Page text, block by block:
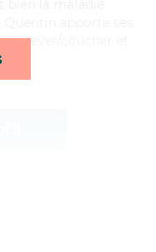
lever/coucher et